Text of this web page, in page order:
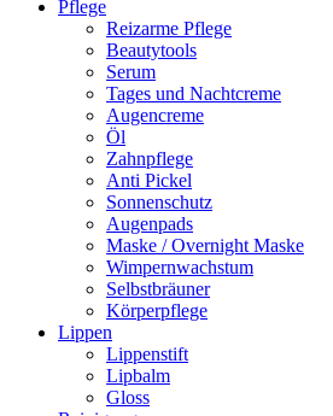
Pflege
Reizarme Pflege
Beautytools
Serum
Tages und Nachtcreme
Augencreme
Öl
Zahnpflege
Anti Pickel
Sonnenschutz
Augenpads
Maske / Overnight Maske
Wimpernwachstum
Selbstbräuner
Körperpflege
Lippen
Lippenstift
Lipbalm
Gloss